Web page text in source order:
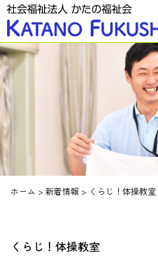
ホーム > 新着情報 > くらじ！体操教室
くらじ！体操教室